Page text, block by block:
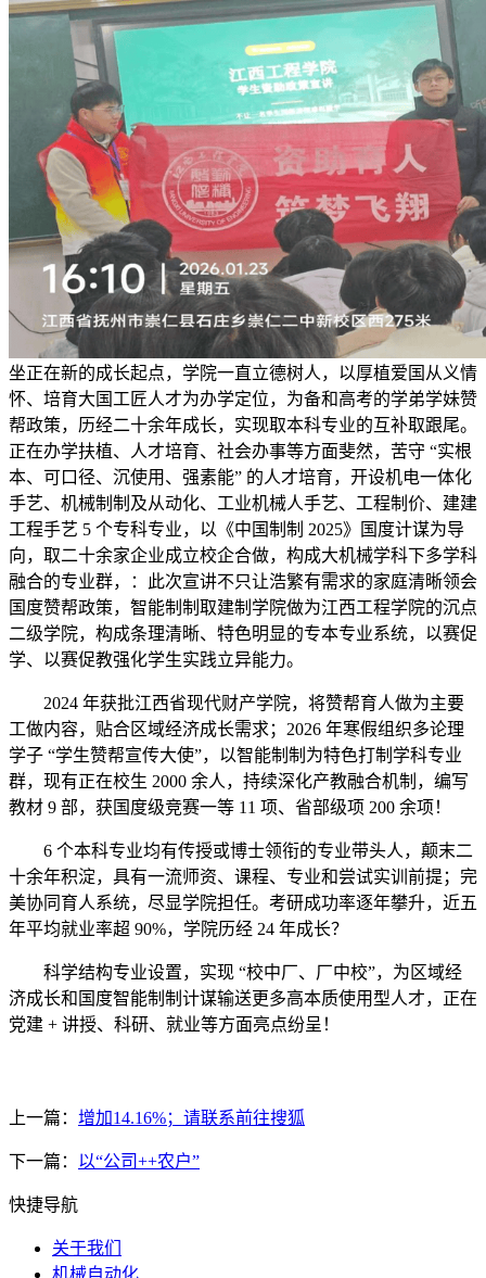
坐正在新的成长起点，学院一直立德树人，以厚植爱国从义情
怀、培育大国工匠人才为办学定位，为备和高考的学弟学妹赞
帮政策，历经二十余年成长，实现取本科专业的互补取跟尾。
正在办学扶植、人才培育、社会办事等方面斐然，苦守 “实根
本、可口径、沉使用、强素能” 的人才培育，开设机电一体化
手艺、机械制制及从动化、工业机械人手艺、工程制价、建建
工程手艺 5 个专科专业，以《中国制制 2025》国度计谋为导
向，取二十余家企业成立校企合做，构成大机械学科下多学科
融合的专业群，：此次宣讲不只让浩繁有需求的家庭清晰领会
国度赞帮政策，智能制制取建制学院做为江西工程学院的沉点
二级学院，构成条理清晰、特色明显的专本专业系统，以赛促
学、以赛促教强化学生实践立异能力。
2024 年获批江西省现代财产学院，将赞帮育人做为主要
工做内容，贴合区域经济成长需求；2026 年寒假组织多论理
学子 “学生赞帮宣传大使”，以智能制制为特色打制学科专业
群，现有正在校生 2000 余人，持续深化产教融合机制，编写
教材 9 部，获国度级竞赛一等 11 项、省部级项 200 余项！
6 个本科专业均有传授或博士领衔的专业带头人，颠末二
十余年积淀，具有一流师资、课程、专业和尝试实训前提；完
美协同育人系统，尽显学院担任。考研成功率逐年攀升，近五
年平均就业率超 90%，学院历经 24 年成长？
科学结构专业设置，实现 “校中厂、厂中校”，为区域经
济成长和国度智能制制计谋输送更多高本质使用型人才，正在
党建 + 讲授、科研、就业等方面亮点纷呈！
上一篇： 增加14.16%；请联系前往搜狐
下一篇： 以“公司++农户”
快捷导航
关于我们
机械自动化